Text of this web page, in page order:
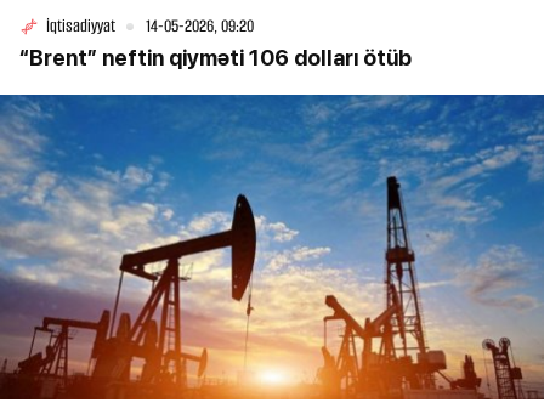
İqtisadiyyat 14-05-2026, 09:20
“Brent” neftin qiyməti 106 dolları ötüb